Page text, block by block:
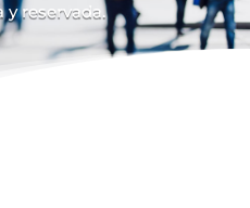
reservada.